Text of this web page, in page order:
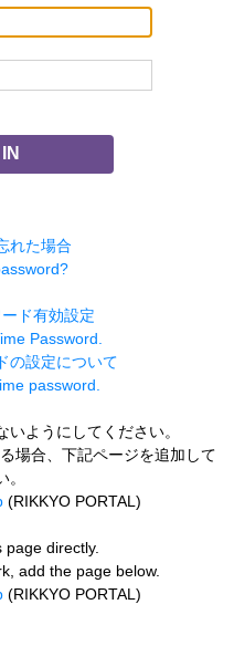
れた場合
ド有効設定
Password.
の設定について
password.
ようにしてください。
場合、下記ページを追加して
。
(RIKKYO PORTAL)
page directly.
add the page below.
(RIKKYO PORTAL)